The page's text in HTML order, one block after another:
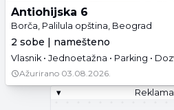
Antiohijska 6
Borča, Palilula opština, Beograd
2 sobe | namešteno
Ažurirano 03.08.2026.
▾
Reklama